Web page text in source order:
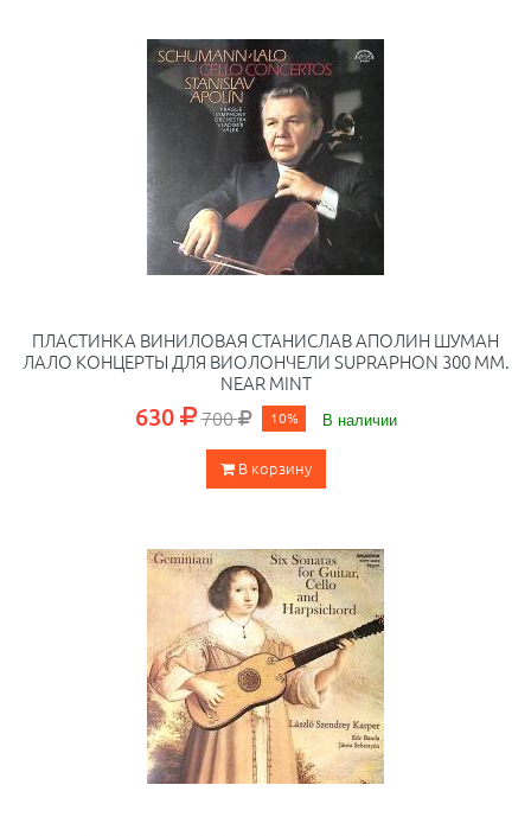
ПЛАСТИНКА ВИНИЛОВАЯ СТАНИСЛАВ АПОЛИН ШУМАН
ЛАЛО КОНЦЕРТЫ ДЛЯ ВИОЛОНЧЕЛИ SUPRAPHON 300 ММ.
NEAR MINT
630 700 10% В наличии
В корзину